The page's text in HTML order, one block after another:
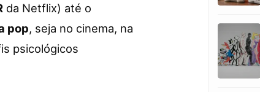
da Netflix) até o
pop, seja no cinema, na
psicológicos